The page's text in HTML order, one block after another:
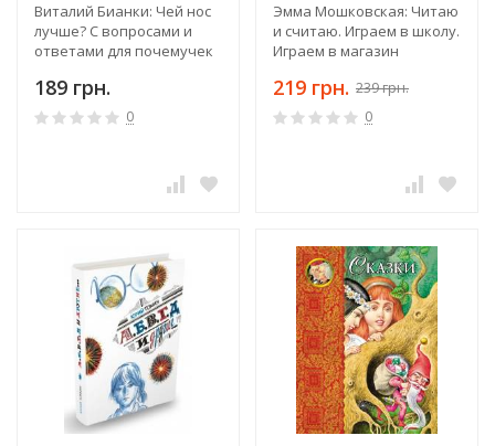
Виталий Бианки: Чей нос
лучше? С вопросами и
ответами для почемучек
189 грн.
0
Эмма Мошковская: Читаю
и считаю. Играем в школу.
Играем в магазин
219 грн. 239 грн.
0